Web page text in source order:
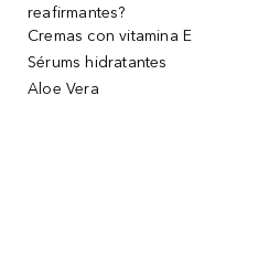
reafirmantes?
Cremas con vitamina E
Sérums hidratantes
Aloe Vera